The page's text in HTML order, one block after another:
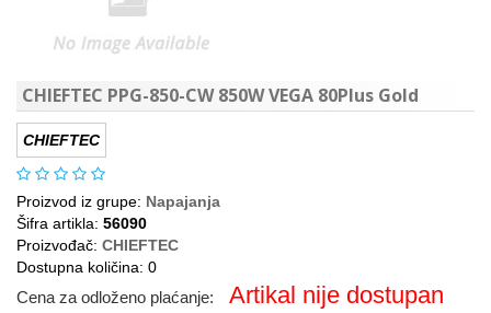
CHIEFTEC PPG-850-CW 850W VEGA 80Plus Gold
CHIEFTEC
Proizvod iz grupe: Napajanja
Šifra artikla: 56090
Proizvođač: CHIEFTEC
Dostupna količina: 0
Cena za odloženo plaćanje: Artikal nije dostupan